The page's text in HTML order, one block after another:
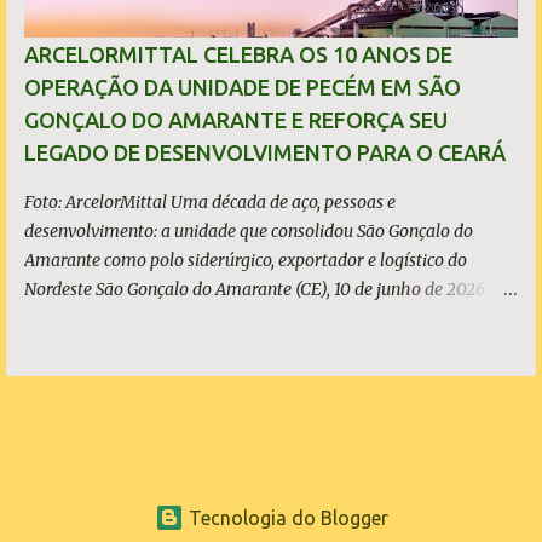
transparente e sem propaganda enganosa, sobretudo quando
investimentos bilionários são usados como vitrine política. O que
é, de fato, o CIPP O Complexo Industrial e Portuário do Pecém
(CIPP) está situado parcialmente nos municípios de São Gonçalo
do Amarante e de Caucaia, conforme demonstram o mapa
acima. Embora a Vila (ou distrito) do Pecém pertença a Sã...
ARCELORMITTAL CELEBRA OS 10 ANOS DE
OPERAÇÃO DA UNIDADE DE PECÉM EM SÃO
GONÇALO DO AMARANTE E REFORÇA SEU
LEGADO DE DESENVOLVIMENTO PARA O CEARÁ
Foto: ArcelorMittal Uma década de aço, pessoas e
desenvolvimento: a unidade que consolidou São Gonçalo do
Amarante como polo siderúrgico, exportador e logístico do
Nordeste São Gonçalo do Amarante (CE), 10 de junho de 2026 - A
números da produção. Desde o acendimento do Alto-Forno, em
toneladas de placas de aço por ano - marca atingida em 2023 e
Tecnologia do Blogger